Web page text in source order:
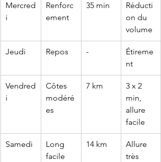
Mercred
i
Renforc
ement
35 min
Réducti
on du
volume
Jeudi Repos -
Étireme
nt
Vendred
i
Côtes
modéré
es
7 km
3 x 2
min,
allure
facile
Samedi
Long
facile
14 km
Allure
très